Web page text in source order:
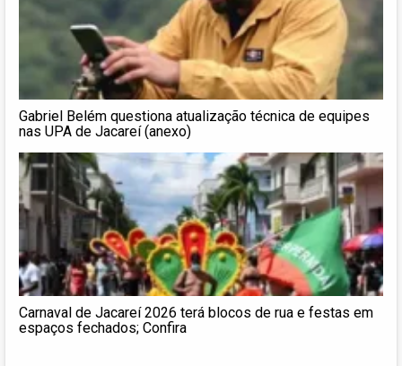
Gabriel Belém questiona atualização técnica de equipes
nas UPA de Jacareí (anexo)
Carnaval de Jacareí 2026 terá blocos de rua e festas em
espaços fechados; Confira